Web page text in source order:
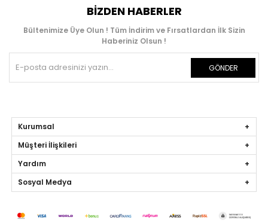
BIZDEN HABERLER
Bültenimize Üye Olun ! Tüm İndirim ve Fırsatlardan İlk Sizin
Haberiniz Olsun !
GÖNDER
Kurumsal
Müşteri İlişkileri
Yardım
Sosyal Medya